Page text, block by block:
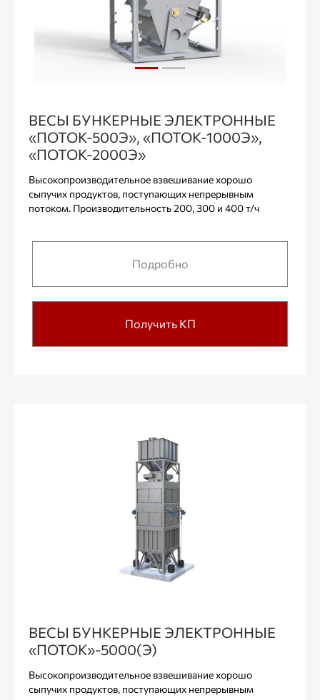
ВЕСЫ БУНКЕРНЫЕ ЭЛЕКТРОННЫЕ
«ПОТОК-500Э», «ПОТОК-1000Э»,
«ПОТОК-2000Э»
Высокопроизводительное взвешивание хорошо
сыпучих продуктов, поступающих непрерывным
потоком. Производительность 200, 300 и 400 т/ч
Подробно
Получить КП
ВЕСЫ БУНКЕРНЫЕ ЭЛЕКТРОННЫЕ
«ПОТОК»-5000(Э)
Высокопроизводительное взвешивание хорошо
сыпучих продуктов, поступающих непрерывным